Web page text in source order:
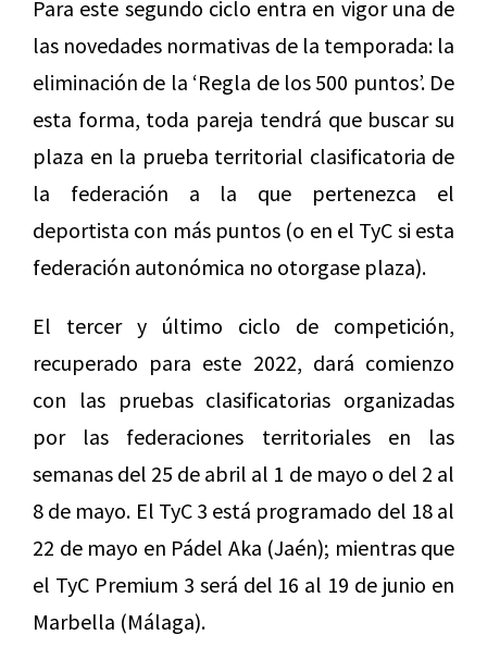
Para este segundo ciclo entra en vigor una de
las novedades normativas de la temporada: la
eliminación de la ‘Regla de los 500 puntos’. De
esta forma, toda pareja tendrá que buscar su
plaza en la prueba territorial clasificatoria de
la federación a la que pertenezca el
deportista con más puntos (o en el TyC si esta
federación autonómica no otorgase plaza).
El tercer y último ciclo de competición,
recuperado para este 2022, dará comienzo
con las pruebas clasificatorias organizadas
por las federaciones territoriales en las
semanas del 25 de abril al 1 de mayo o del 2 al
8 de mayo. El TyC 3 está programado del 18 al
22 de mayo en Pádel Aka (Jaén); mientras que
el TyC Premium 3 será del 16 al 19 de junio en
Marbella (Málaga).